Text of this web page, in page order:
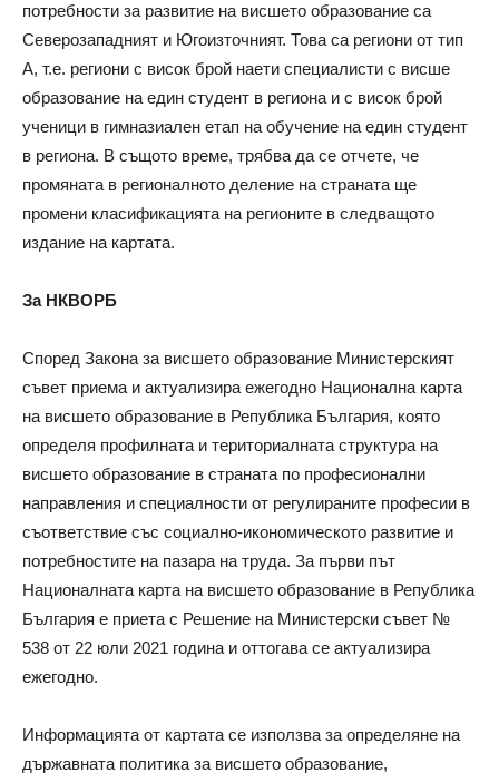
потребности за развитие на висшето образование са
Северозападният и Югоизточният. Това са региони от тип
А, т.е. региони с висок брой наети специалисти с висше
образование на един студент в региона и с висок брой
ученици в гимназиален етап на обучение на един студент
в региона. В същото време, трябва да се отчете, че
промяната в регионалното деление на страната ще
промени класификацията на регионите в следващото
издание на картата.
За НКВОРБ
Според Закона за висшето образование Министерският
съвет приема и актуализира ежегодно Национална карта
на висшето образование в Република България, която
определя профилната и териториалната структура на
висшето образование в страната по професионални
направления и специалности от регулираните професии в
съответствие със социално-икономическото развитие и
потребностите на пазара на труда. За първи път
Националната карта на висшето образование в Република
България е приета с Решение на Министерски съвет №
538 от 22 юли 2021 година и оттогава се актуализира
ежегодно.
Информацията от картата се използва за определяне на
държавната политика за висшето образование,